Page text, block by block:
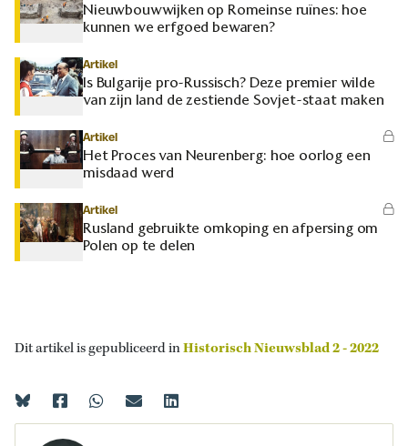
Nieuwbouwwijken op Romeinse ruïnes: hoe
kunnen we erfgoed bewaren?
Artikel
Is Bulgarije pro-Russisch? Deze premier wilde
van zijn land de zestiende Sovjet-staat maken
Artikel
Het Proces van Neurenberg: hoe oorlog een
misdaad werd
Artikel
Rusland gebruikte omkoping en afpersing om
Polen op te delen
Dit artikel is gepubliceerd inHistorisch Nieuwsblad 2 - 2022